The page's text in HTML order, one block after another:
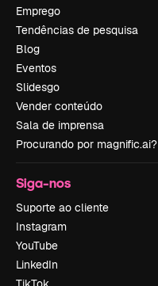
Emprego
Tendências de pesquisa
Blog
Eventos
Slidesgo
Vender conteúdo
Sala de imprensa
Procurando por magnific.ai?
Siga-nos
Suporte ao cliente
Instagram
YouTube
LinkedIn